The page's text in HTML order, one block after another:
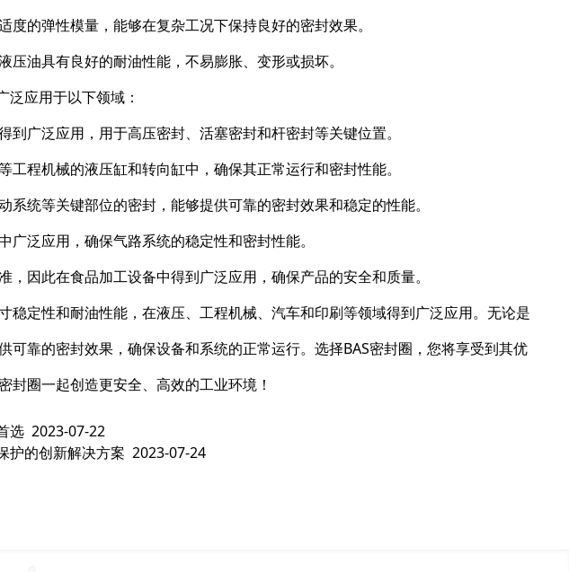
的弹性模量，能够在复杂工况下保持良好的密封效果。
油具有良好的耐油性能，不易膨胀、变形或损坏。
泛应用于以下领域：
广泛应用，用于高压密封、活塞密封和杆密封等关键位置。
程机械的液压缸和转向缸中，确保其正常运行和密封性能。
统等关键部位的密封，能够提供可靠的密封效果和稳定的性能。
泛应用，确保气路系统的稳定性和密封性能。
因此在食品加工设备中得到广泛应用，确保产品的安全和质量。
稳定性和耐油性能，在液压、工程机械、汽车和印刷等领域得到广泛应用。无论是
可靠的密封效果，确保设备和系统的正常运行。选择BAS密封圈，您将享受到其优
封圈一起创造更安全、高效的工业环境！
选 2023-07-22
护的创新解决方案 2023-07-24